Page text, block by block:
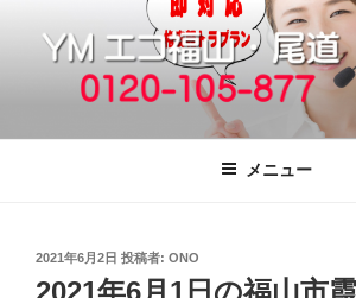
福山市で格安の不用品
分は粗大ごみ処分、廃
引っ越しゴミ・粗大ゴミの片付けをいたします
メニュー
投
2021年6月2日 投稿者: ONO
2021年6月1日の福山市